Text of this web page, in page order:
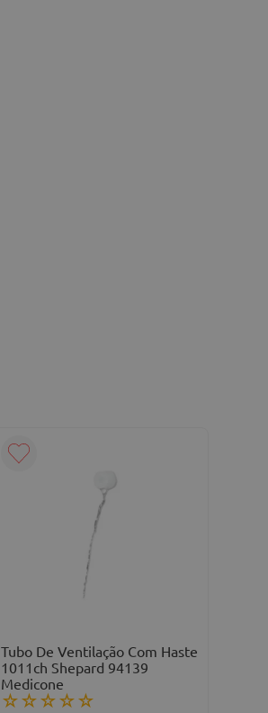
Tubo De Ventilação Com Haste
1011ch Shepard 94139
Medicone
☆☆☆☆☆